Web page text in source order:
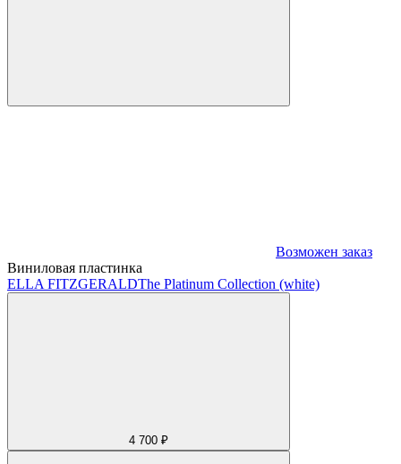
Возможен заказ
Виниловая пластинка
ELLA FITZGERALDThe Platinum Collection (white)
4 700 ₽